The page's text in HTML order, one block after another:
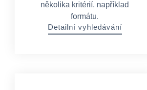
několika kritérií, například
formátu.
Detailní vyhledávání